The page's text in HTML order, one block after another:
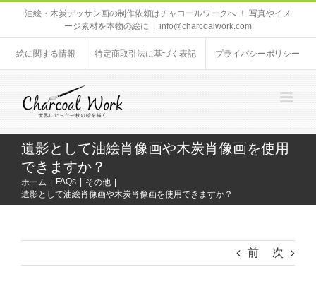
content
油絵・木炭デッサン画の制作依頼はチャコールワークへ ！ 写真やイメ
ージ素材を本物の絵に
info@charcoalwork.com
絵に関する情報 特定商取引法に基づく表記 プライバシーポリシー
遺影として油絵肖像画や木炭肖像画を使用
できますか？
ホーム FAQs
その他
遺影として油絵肖像画や木炭肖像画を使用できますか？
前 次